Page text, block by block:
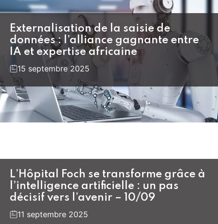
Externalisation de la saisie de
données : l’alliance gagnante entre
IA et expertise africaine
15 septembre 2025
L’Hôpital Foch se transforme grâce à
l’intelligence artificielle : un pas
décisif vers l’avenir – 10/09
11 septembre 2025